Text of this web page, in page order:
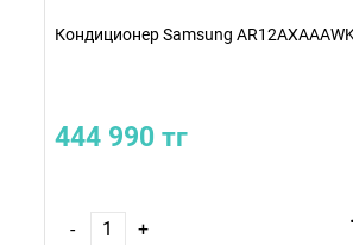
Кондиционер Samsung
444 990 тг
- +